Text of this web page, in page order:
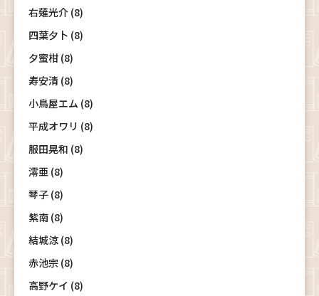
右薙光介 (8)
四葉夕卜 (8)
夕蜜柑 (8)
寿安清 (8)
小鳥屋エム (8)
平成オワリ (8)
服田晃和 (8)
澪亜 (8)
琴子 (8)
紫南 (8)
結城涼 (8)
赤池宗 (8)
高野ケイ (8)